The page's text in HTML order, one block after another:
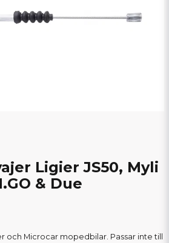
Ligier JS50, Myli
& Due
och Microcar mopedbilar. Passar inte till